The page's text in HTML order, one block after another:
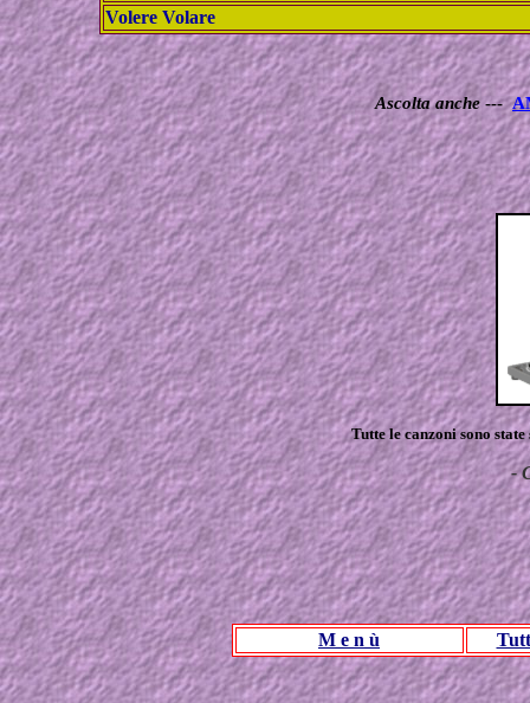
Volere Volare
Ascolta anche ---
Tutte le canzoni sono
-
M e n ù